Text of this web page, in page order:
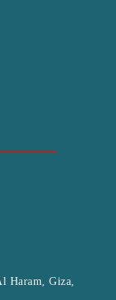
Haram, Giza,